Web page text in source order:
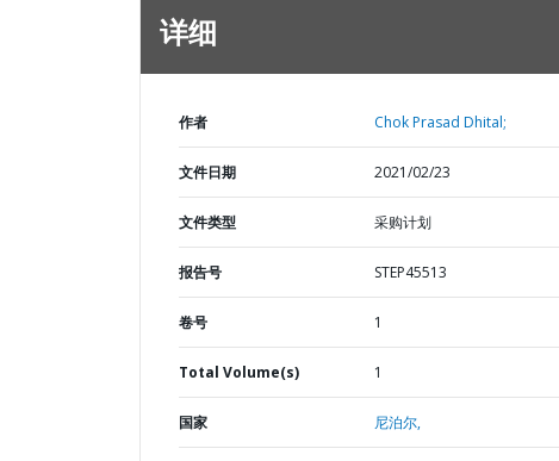
详细
作者 Chok Prasad Dhital;
文件日期 2021/02/23
文件类型 采购计划
报告号 STEP45513
卷号 1
Total Volume(s) 1
国家 尼泊尔,